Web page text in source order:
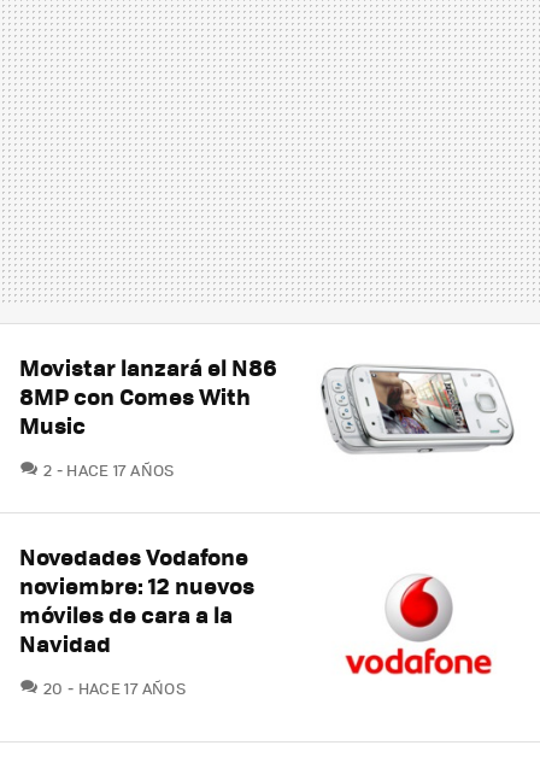
Movistar lanzará el N86
8MP con Comes With
Music
2 COMENTARIOS
HACE 17 AÑOS
Novedades Vodafone
noviembre: 12 nuevos
móviles de cara a la
Navidad
20 COMENTARIOS
HACE 17 AÑOS